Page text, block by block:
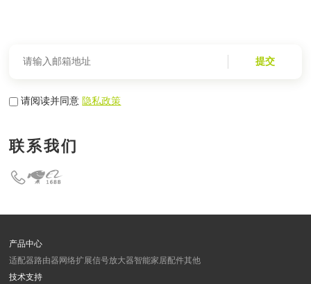
提交
请阅读并同意隐私政策
联系我们
产品中心
适配器路由器 网络扩展信号放大器智能家居配件其他
技术支持